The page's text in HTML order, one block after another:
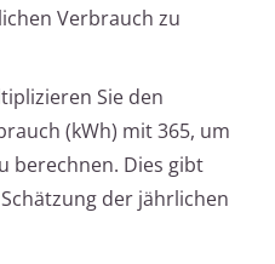
Verbrauch zu
Sie den
(kWh) mit 365, um
berechnen. Dies gibt
der jährlichen